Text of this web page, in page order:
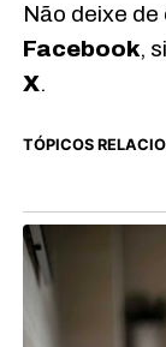
Não deixe
Facebook,
X.
TÓPICOS